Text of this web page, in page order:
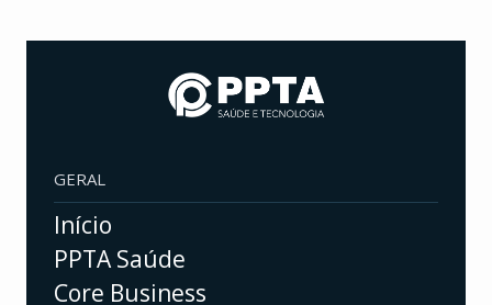
GERAL
Início
PPTA Saúde
Core Business